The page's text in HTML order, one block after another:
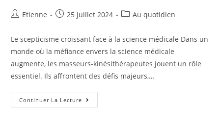
Etienne 25 juillet 2024 Au quotidien
Le scepticisme croissant face à la science médicale Dans un
monde où la méfiance envers la science médicale
augmente, les masseurs-kinésithérapeutes jouent un rôle
essentiel. Ils affrontent des défis majeurs,…
Continuer La Lecture